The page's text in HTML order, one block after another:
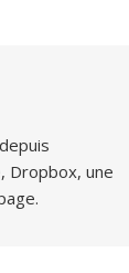
Dropbox, une